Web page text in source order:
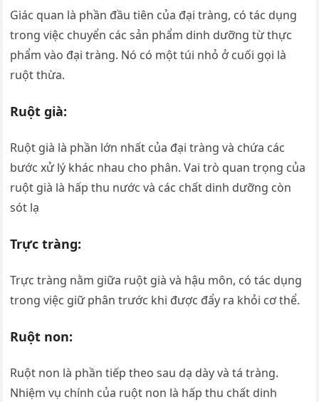
Giác quan là phần đầu tiên của đại tràng, có tác dụng
trong việc chuyển các sản phẩm dinh dưỡng từ thực
phẩm vào đại tràng. Nó có một túi nhỏ ở cuối gọi là
ruột thừa.
Ruột già:
Ruột già là phần lớn nhất của đại tràng và chứa các
bước xử lý khác nhau cho phân. Vai trò quan trọng của
ruột già là hấp thu nước và các chất dinh dưỡng còn
sót lạ
Trực tràng:
Trực tràng nằm giữa ruột già và hậu môn, có tác dụng
trong việc giữ phân trước khi được đẩy ra khỏi cơ thể.
Ruột non:
Ruột non là phần tiếp theo sau dạ dày và tá tràng.
Nhiệm vụ chính của ruột non là hấp thu chất dinh